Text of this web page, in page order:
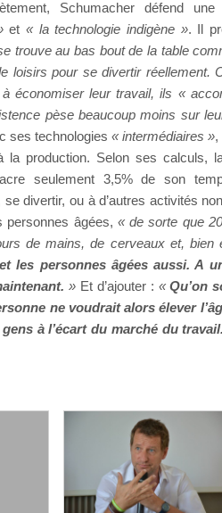
Schumacher défend
et« la technologie indigène ». Il
trouve au bas bout de la table
loisirs pour se divertir réellement.
économiser leur travail, ils «
pèse beaucoup moins sur
ses technologies « intermédiaires »,
production. Selon ses calculs,
seulement 3,5% de son
divertir, ou à d’autres activités
personnes âgées, « de sorte que
de mains, de cerveaux et, bien
les personnes âgées aussi. A
»Et d’ajouter : «Qu’on
ne voudrait alors élever
à l’écart du marché du travail.